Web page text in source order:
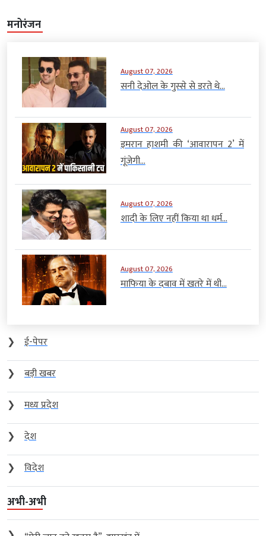
मनोरंजन
August 07, 2026
सनी देओल के गुस्से से डरते थे...
August 07, 2026
इमरान हाशमी की ‘आवारापन 2’ में
गूंजेगी...
August 07, 2026
शादी के लिए नहीं किया था धर्म...
August 07, 2026
माफिया के दबाव में खतरे में थी...
❯
ई-पेपर
❯
बड़ी खबर
❯
मध्य प्रदेश
❯
देश
❯
विदेश
अभी-अभी